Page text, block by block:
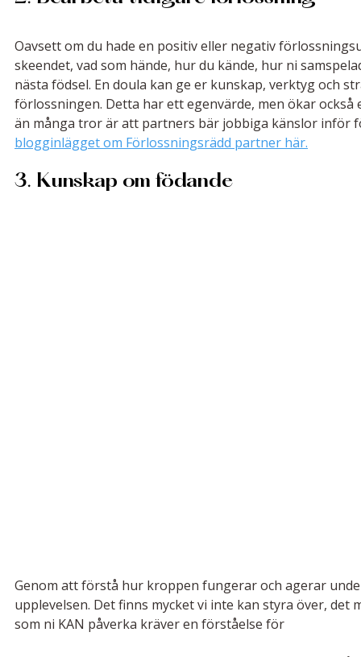
Oavsett om du hade en positiv eller negativ
skeendet, vad som hände, hur du kände, hur ni
nästa födsel. En doula kan ge er kunskap, verktyg och
förlossningen. Detta har ett egenvärde, men ökar
än många tror är att partners bär jobbiga känslor inför
blogginlägget om Förlossningsrädd partner här.
3. Kunskap om födande
Genom att förstå hur kroppen fungerar och agerar
upplevelsen. Det finns mycket vi inte kan styra över,
som ni KAN påverka kräver en förståelse för